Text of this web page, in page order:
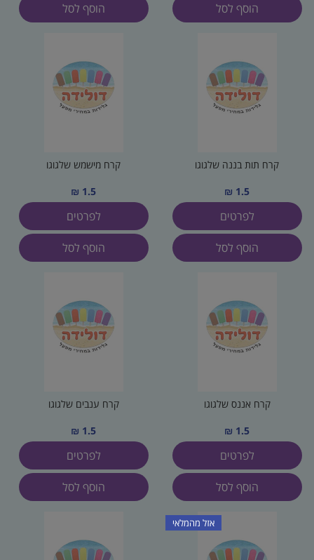
הוסף לסל הוסף לסל
קרח תות בננה שלגוגו
1.5 ₪
לפרטים
הוסף לסל
קרח מישמש שלגוגו
1.5 ₪
לפרטים
הוסף לסל
קרח אננס שלגוגו
1.5 ₪
לפרטים
הוסף לסל
קרח ענבים שלגוגו
1.5 ₪
לפרטים
הוסף לסל
אזל מהמלאי